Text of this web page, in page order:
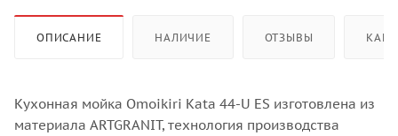
ОПИСАНИЕ НАЛИЧИЕ ОТЗЫВЫ КАК
Кухонная мойка Omoikiri Kata 44-U ES изготовлена из
материала ARTGRANIT, технология производства